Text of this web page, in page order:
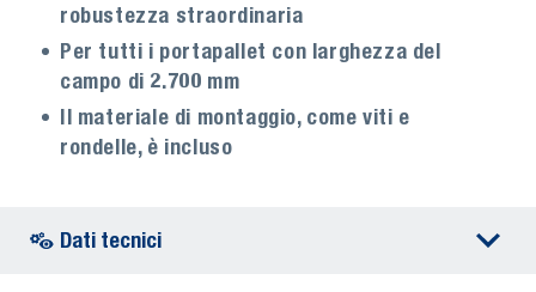
robustezza straordinaria
Per tutti i portapallet con larghezza del
campo di 2.700 mm
Il materiale di montaggio, come viti e
rondelle, è incluso
Dati tecnici